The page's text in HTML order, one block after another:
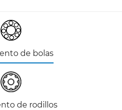
de bolas
de rodillos